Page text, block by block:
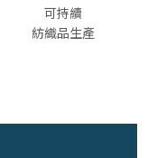
可持續
紡織品生產